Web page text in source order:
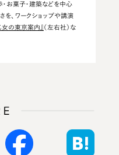
お菓子・建築などを中心
を、ワークショップや講演
女の東京案内』（左右社）な